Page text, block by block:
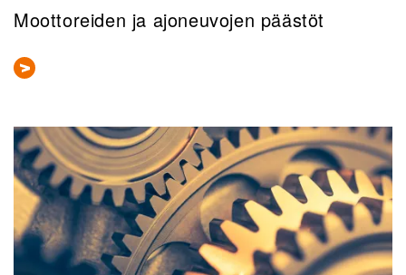
Moottoreiden ja ajoneuvojen päästöt